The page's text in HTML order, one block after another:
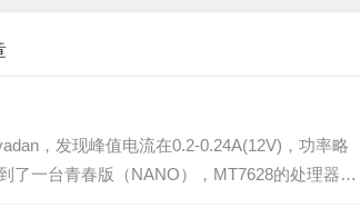
，发现峰值电流在0.2-0.24A(12V)，功率略
了一台青春版（NANO），MT7628的处理器，
（5V），平均不到1W，也就是随...